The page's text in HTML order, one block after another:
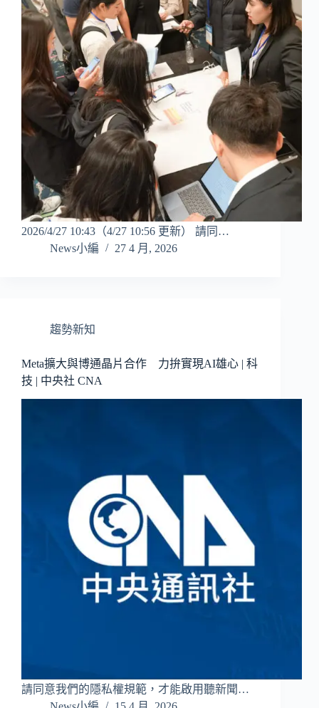
2026/4/27 10:43（4/27 10:56 更新） 請同…
News小編
27 4 月, 2026
趨勢新知
Meta擴大與博通晶片合作 力拚實現AI雄心 | 科
技 | 中央社 CNA
請同意我們的隱私權規範，才能啟用聽新聞…